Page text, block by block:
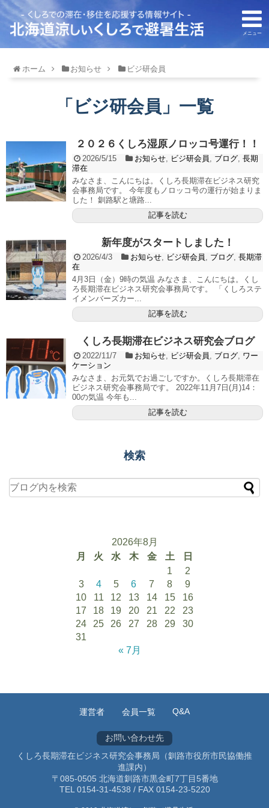
メニュー
ホーム お知らせ ビジ研会員
「 ビジ研会員 」 一覧
２０２６くしろ湿原ノロッコ号運行！！
2026/5/15 お知らせ, ビジ研会員 , ブログ, 長期
滞在
みなさま、こんにちは。くしろ長期滞在ビジネス研究
会事務局です。 今年度もノロッコ号の運行が始まりま
した！ 釧路駅と塘路...
記事を読む
新年度がスタートしました！
2026/4/3 お知らせ, ビジ研会員 , ブログ, 長期滞
在
4月3日（金）9時の気温 みなさま、こんにちは。くし
ろ長期滞在ビジネス研究会事務局です。 「くしろステ
イメンバーズカー...
記事を読む
くしろ長期滞在ビジネス研究会ブログ
2022/11/7 お知らせ, ビジ研会員 , ブログ, ワー
ケーション
みなさま、お元気でお過ごしですか。くしろ長期滞在
ビジネス研究会事務局です。 2022年11月7日(月)14：
00の気温 今年も...
記事を読む
検索
2026年8月
月
火 水 木 金 土
日
1
2
3
4 5 6 7 8
9
10
11 12 13 14 15
16
17
18 19 20 21 22
23
24
25 26 27 28 29
30
31
« 7月
運営者 会員一覧 Q&A
お問い合わせ先
くしろ長期滞在ビジネス研究会事務局（釧路市役所市民協働推
進課内）
〒085-0505 北海道釧路市黒金町7丁目5番地
TEL 0154-31-4538 / FAX 0154-23-5220